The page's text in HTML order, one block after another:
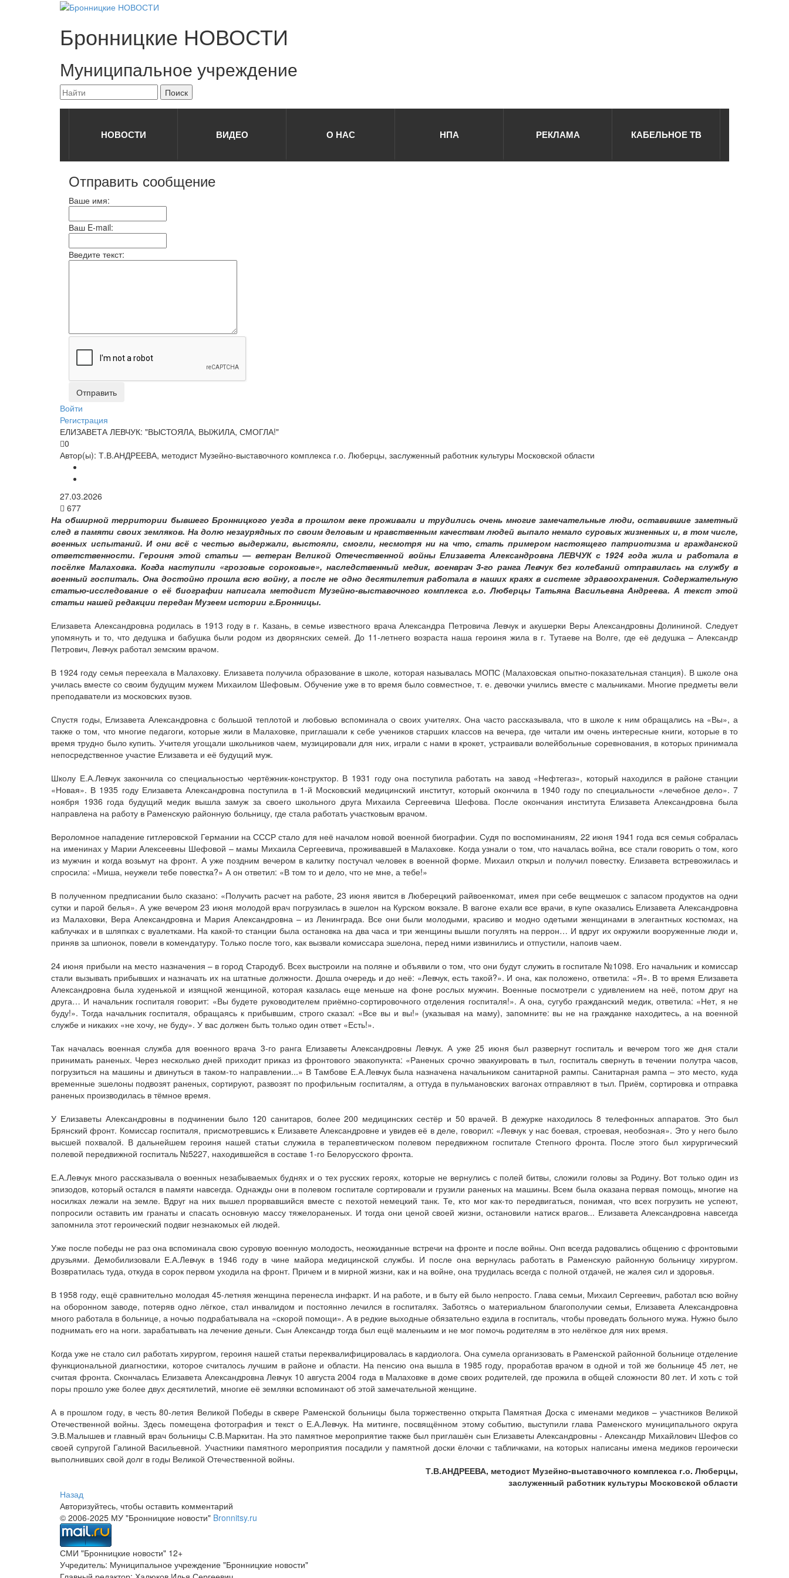
Бронницкие НОВОСТИ
Муниципальное учреждение
НОВОСТИ ВИДЕО О НАС НПА РЕКЛАМА КАБЕЛЬНОЕ ТВ
Отправить сообщение
Ваше имя:
Ваш E-mail:
Введите текст:
Войти
Регистрация
ЕЛИЗАВЕТА ЛЕВЧУК: "ВЫСТОЯЛА, ВЫЖИЛА, СМОГЛА!"
0
Автор(ы): Т.В.АНДРЕЕВА, методист Музейно-выставочного комплекса г.о. Люберцы, заслуженный работник культуры Московской области
27.03.2026
677
На обширной территории бывшего Бронницкого уезда в прошлом веке проживали и трудились очень многие замечательные люди, оставившие заметный
след в памяти своих земляков. На долю незаурядных по своим деловым и нравственным качествам людей выпало немало суровых жизненных и, в том числе,
военных испытаний. И они всё с честью выдержали, выстояли, смогли, несмотря ни на что, стать примером настоящего патриотизма и гражданской
ответственности. Героиня этой статьи — ветеран Великой Отечественной войны Елизавета Александровна ЛЕВЧУК с 1924 года жила и работала в
посёлке Малаховка. Когда наступили «грозовые сороковые», наследственный медик, военврач 3-го ранга Левчук без колебаний отправилась на службу в
военный госпиталь. Она достойно прошла всю войну, а после не одно десятилетия работала в наших краях в системе здравоохранения. Содержательную
статью-исследование о её биографии написала методист Музейно-выставочного комплекса г.о. Люберцы Татьяна Васильевна Андреева. А текст этой
статьи нашей редакции передан Музеем истории г.Бронницы.
Елизавета Александровна родилась в 1913 году в г. Казань, в семье известного врача Александра Петровича Левчук и акушерки Веры Александровны Долининой. Следует
упомянуть и то, что дедушка и бабушка были родом из дворянских семей. До 11-летнего возраста наша героиня жила в г. Тутаеве на Волге, где её дедушка – Александр
Петрович, Левчук работал земским врачом.
В 1924 году семья переехала в Малаховку. Елизавета получила образование в школе, которая называлась МОПС (Малаховская опытно-показательная станция). В школе она
училась вместе со своим будущим мужем Михаилом Шефовым. Обучение уже в то время было совместное, т. е. девочки учились вместе с мальчиками. Многие предметы вели
преподаватели из московских вузов.
Спустя годы, Елизавета Александровна с большой теплотой и любовью вспоминала о своих учителях. Она часто рассказывала, что в школе к ним обращались на «Вы», а
также о том, что многие педагоги, которые жили в Малаховке, приглашали к себе учеников старших классов на вечера, где читали им очень интересные книги, которые в то
время трудно было купить. Учителя угощали школьников чаем, музицировали для них, играли с нами в крокет, устраивали волейбольные соревнования, в которых принимала
непосредственное участие Елизавета и её будущий муж.
Школу Е.А.Левчук закончила со специальностью чертёжник-конструктор. В 1931 году она поступила работать на завод «Нефтегаз», который находился в районе станции
«Новая». В 1935 году Елизавета Александровна поступила в 1-й Московский медицинский институт, который окончила в 1940 году по специальности «лечебное дело». 7
ноября 1936 года будущий медик вышла замуж за своего школьного друга Михаила Сергеевича Шефова. После окончания института Елизавета Александровна была
направлена на работу в Раменскую районную больницу, где стала работать участковым врачом.
Вероломное нападение гитлеровской Германии на СССР стало для неё началом новой военной биографии. Судя по воспоминаниям, 22 июня 1941 года вся семья собралась
на именинах у Марии Алексеевны Шефовой – мамы Михаила Сергеевича, проживавшей в Малаховке. Когда узнали о том, что началась война, все стали говорить о том, кого
из мужчин и когда возьмут на фронт. А уже поздним вечером в калитку постучал человек в военной форме. Михаил открыл и получил повестку. Елизавета встревожилась и
спросила: «Миша, неужели тебе повестка?» А он ответил: «В том то и дело, что не мне, а тебе!»
В полученном предписании было сказано: «Получить расчет на работе, 23 июня явится в Люберецкий райвоенкомат, имея при себе вещмешок с запасом продуктов на одни
сутки и парой белья». А уже вечером 23 июня молодой врач погрузилась в эшелон на Курском вокзале. В вагоне ехали все врачи, в купе оказались Елизавета Александровна
из Малаховки, Вера Александровна и Мария Александровна – из Ленинграда. Все они были молодыми, красиво и модно одетыми женщинами в элегантных костюмах, на
каблучках и в шляпках с вуалетками. На какой-то станции была остановка на два часа и три женщины вышли погулять на перрон… И вдруг их окружили вооруженные люди и,
приняв за шпионок, повели в комендатуру. Только после того, как вызвали комиссара эшелона, перед ними извинились и отпустили, напоив чаем.
24 июня прибыли на место назначения – в город Стародуб. Всех выстроили на поляне и объявили о том, что они будут служить в госпитале №1098. Его начальник и комиссар
стали вызывать прибывших и назначать их на штатные должности. Дошла очередь и до неё: «Левчук, есть такой?». И она, как положено, ответила: «Я». В то время Елизавета
Александровна была худенькой и изящной женщиной, которая казалась еще меньше на фоне рослых мужчин. Военные посмотрели с удивлением на неё, потом друг на
друга… И начальник госпиталя говорит: «Вы будете руководителем приёмно-сортировочного отделения госпиталя!». А она, сугубо гражданский медик, ответила: «Нет, я не
буду!». Тогда начальник госпиталя, обращаясь к прибывшим, строго сказал: «Все вы и вы!» (указывая на маму), запомните: вы не на гражданке находитесь, а на военной
службе и никаких «не хочу, не буду». У вас должен быть только один ответ «Есть!».
Так началась военная служба для военного врача 3-го ранга Елизаветы Александровны Левчук. А уже 25 июня был развернут госпиталь и вечером того же дня стали
принимать раненых. Через несколько дней приходит приказ из фронтового эвакопункта: «Раненых срочно эвакуировать в тыл, госпиталь свернуть в течении полутра часов,
погрузиться на машины и двинуться в таком-то направлении...» В Тамбове Е.А.Левчук была назначена начальником санитарной рампы. Санитарная рампа – это место, куда
временные эшелоны подвозят раненых, сортируют, развозят по профильным госпиталям, а оттуда в пульмановских вагонах отправляют в тыл. Приём, сортировка и отправка
раненых производилась в тёмное время.
У Елизаветы Александровны в подчинении было 120 санитаров, более 200 медицинских сестёр и 50 врачей. В дежурке находилось 8 телефонных аппаратов. Это был
Брянский фронт. Комиссар госпиталя, присмотревшись к Елизавете Александровне и увидев её в деле, говорил: «Левчук у нас боевая, строевая, необозная». Это у него было
высшей похвалой. В дальнейшем героиня нашей статьи служила в терапевтическом полевом передвижном госпитале Степного фронта. После этого был хирургический
полевой передвижной госпиталь №5227, находившейся в составе 1-го Белорусского фронта.
Е.А.Левчук много рассказывала о военных незабываемых буднях и о тех русских героях, которые не вернулись с полей битвы, сложили головы за Родину. Вот только один из
эпизодов, который остался в памяти навсегда. Однажды они в полевом госпитале сортировали и грузили раненых на машины. Всем была оказана первая помощь, многие на
носилках лежали на земле. Вдруг на них вышел прорвавшийся вместе с пехотой немецкий танк. Те, кто мог как-то передвигаться, понимая, что всех погрузить не успеют,
попросили оставить им гранаты и спасать основную массу тяжелораненых. И тогда они ценой своей жизни, остановили натиск врагов... Елизавета Александровна навсегда
запомнила этот героический подвиг незнакомых ей людей.
Уже после победы не раз она вспоминала свою суровую военную молодость, неожиданные встречи на фронте и после войны. Онп всегда радовались общению с фронтовыми
друзьями. Демобилизовали Е.А.Левчук в 1946 году в чине майора медицинской службы. И после она вернулась работать в Раменскую районную больницу хирургом.
Возвратилась туда, откуда в сорок первом уходила на фронт. Причем и в мирной жизни, как и на войне, она трудилась всегда с полной отдачей, не жалея сил и здоровья.
В 1958 году, ещё сравнительно молодая 45-летняя женщина перенесла инфаркт. И на работе, и в быту ей было непросто. Глава семьи, Михаил Сергеевич, работал всю войну
на оборонном заводе, потеряв одно лёгкое, стал инвалидом и постоянно лечился в госпиталях. Заботясь о материальном благополучии семьи, Елизавета Александровна
много работала в больнице, а ночью подрабатывала на «скорой помощи». А в редкие выходные обязательно ездила в госпиталь, чтобы проведать больного мужа. Нужно было
поднимать его на ноги. зарабатывать на лечение деньги. Сын Александр тогда был ещё маленьким и не мог помочь родителям в это нелёгкое для них время.
Когда уже не стало сил работать хирургом, героиня нашей статьи переквалифицировалась в кардиолога. Она сумела организовать в Раменской районной больнице отделение
функциональной диагностики, которое считалось лучшим в районе и области. На пенсию она вышла в 1985 году, проработав врачом в одной и той же больнице 45 лет, не
считая фронта. Скончалась Елизавета Александровна Левчук 10 августа 2004 года в Малаховке в доме своих родителей, где прожила в общей сложности 80 лет. И хоть с той
поры прошло уже более двух десятилетий, многие её земляки вспоминают об этой замечательной женщине.
А в прошлом году, в честь 80-летия Великой Победы в сквере Раменской больницы была торжественно открыта Памятная Доска с именами медиков – участников Великой
Отечественной войны. Здесь помещена фотография и текст о Е.А.Левчук. На митинге, посвящённом этому событию, выступили глава Раменского муниципального округа
Э.В.Малышев и главный врач больницы С.В.Маркитан. На это памятное мероприятие также был приглашён сын Елизаветы Александровны - Александр Михайлович Шефов со
своей супругой Галиной Васильевной. Участники памятного мероприятия посадили у памятной доски ёлочки с табличками, на которых написаны имена медиков героически
выполнивших свой долг в годы Великой Отечественной войны.
Т.В.АНДРЕЕВА, методист Музейно-выставочного комплекса г.о. Люберцы,
заслуженный работник культуры Московской области
Назад
Авторизуйтесь, чтобы оставить комментарий
© 2006-2025 МУ "Бронницкие новости" Bronnitsy.ru
СМИ "Бронницкие новости" 12+
Учредитель: Муниципальное учреждение "Бронницкие новости"